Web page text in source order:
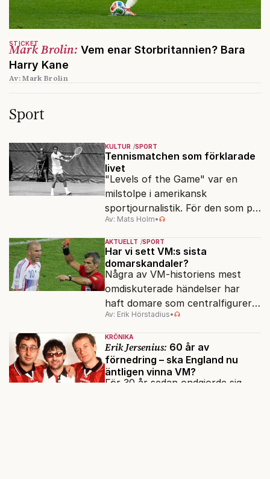
Mark Brolin: Vem enar Storbritannien? Bara
Harry Kane
STICKET
Av: Mark Brolin
Sport
KULTUR SPORT
Tennismatchen som förklarade
livet
"Levels of the Game" var en
milstolpe i amerikansk
sportjournalistik. För den som på
allvar vill förstå grästennisen i
Wimbledon är den oumbärlig.
Av: Mats Holm•
AKTUELLT SPORT
Har vi sett VM:s sista
domarskandaler?
Några av VM-historiens mest
omdiskuterade händelser har
haft domare som centralfigurer.
Med VAR är den epoken ett
minne blott. På gott och ont.
Av: Erik Hörstadius•
KRÖNIKA
Erik Jersenius: 60 år av
förnedring – ska England nu
äntligen vinna VM?
För 30 år sedan ondgjorde sig